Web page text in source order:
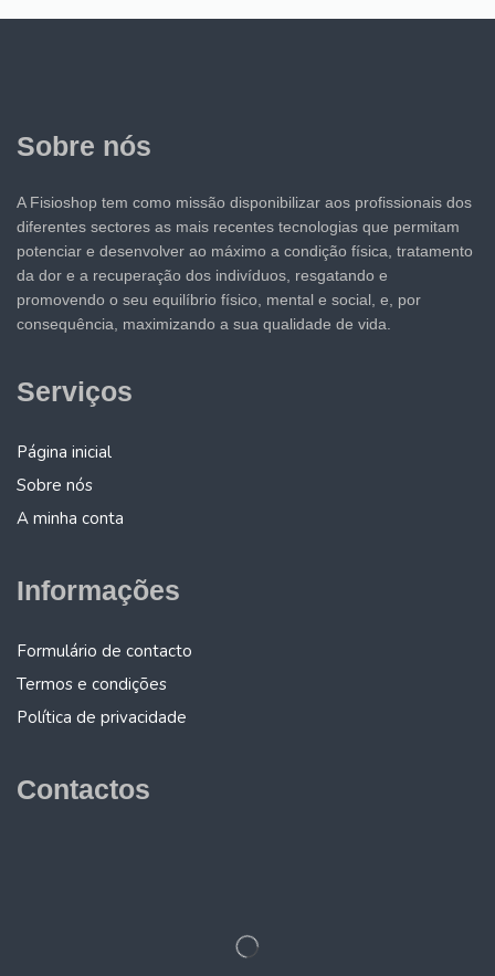
Sobre nós
A Fisioshop tem como missão disponibilizar aos profissionais dos
diferentes sectores as mais recentes tecnologias que permitam
potenciar e desenvolver ao máximo a condição física, tratamento
da dor e a recuperação dos indivíduos, resgatando e
promovendo o seu equilíbrio físico, mental e social, e, por
consequência, maximizando a sua qualidade de vida.
Serviços
Página inicial
Sobre nós
A minha conta
Informações
Formulário de contacto
Termos e condições
Política de privacidade
Contactos